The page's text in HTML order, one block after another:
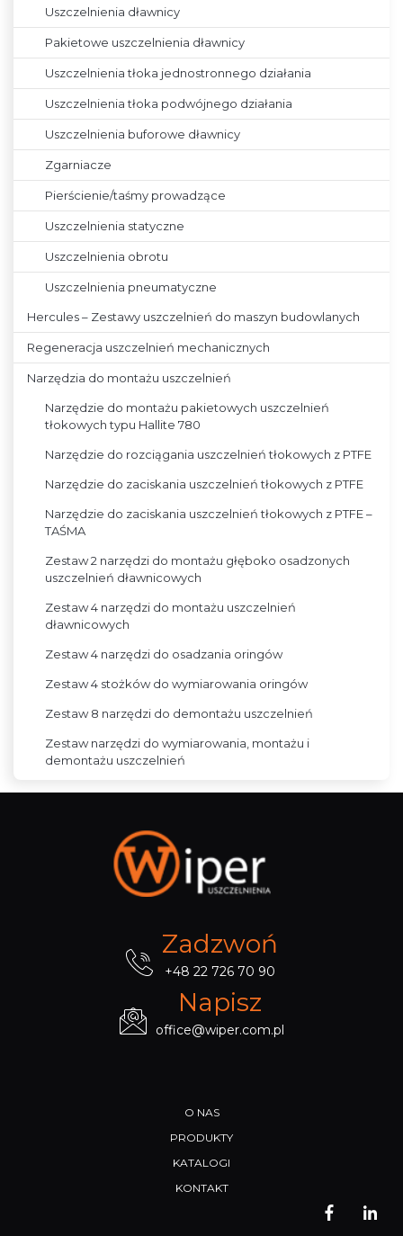
Uszczelnienia dławnicy
Pakietowe uszczelnienia dławnicy
Uszczelnienia tłoka jednostronnego działania
Uszczelnienia tłoka podwójnego działania
Uszczelnienia buforowe dławnicy
Zgarniacze
Pierścienie/taśmy prowadzące
Uszczelnienia statyczne
Uszczelnienia obrotu
Uszczelnienia pneumatyczne
Hercules – Zestawy uszczelnień do maszyn budowlanych
Regeneracja uszczelnień mechanicznych
Narzędzia do montażu uszczelnień
Narzędzie do montażu pakietowych uszczelnień
tłokowych typu Hallite 780
Narzędzie do rozciągania uszczelnień tłokowych z PTFE
Narzędzie do zaciskania uszczelnień tłokowych z PTFE
Narzędzie do zaciskania uszczelnień tłokowych z PTFE –
TAŚMA
Zestaw 2 narzędzi do montażu głęboko osadzonych
uszczelnień dławnicowych
Zestaw 4 narzędzi do montażu uszczelnień
dławnicowych
Zestaw 4 narzędzi do osadzania oringów
Zestaw 4 stożków do wymiarowania oringów
Zestaw 8 narzędzi do demontażu uszczelnień
Zestaw narzędzi do wymiarowania, montażu i
demontażu uszczelnień
Zadzwoń
+48 22 726 70 90
Napisz
office@wiper.com.pl
O NAS
PRODUKTY
KATALOGI
KONTAKT